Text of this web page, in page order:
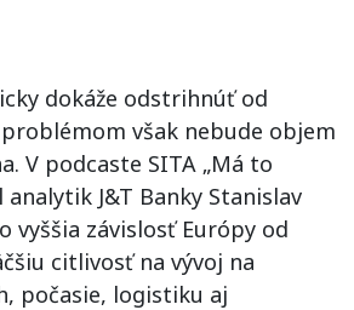
dokáže odstrihnúť od
však nebude objem
V podcaste SITA „Má to
J&T Banky Stanislav
vyššia závislosť Európy od
citlivosť na vývoj na
počasie, logistiku aj